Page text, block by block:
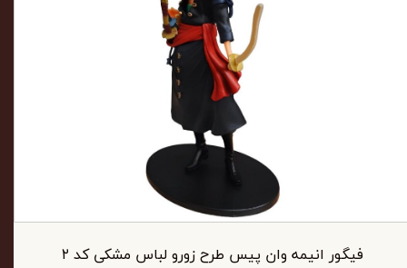
فیگور انیمه وان پیس طرح زورو لباس مشکی کد ۲